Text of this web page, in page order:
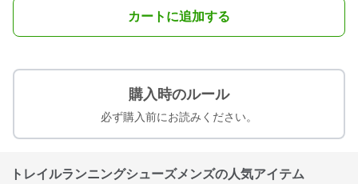
カートに追加する
購入時のルール
必ず購入前にお読みください。
トレイルランニングシューズメンズの人気アイテム